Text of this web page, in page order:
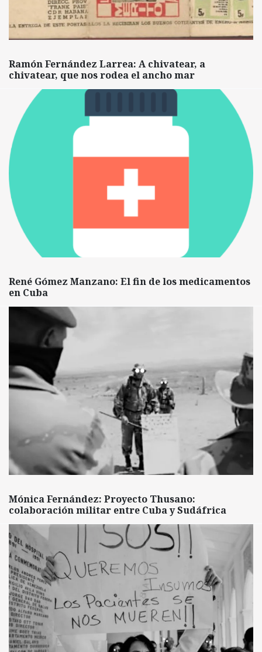
Ramón Fernández Larrea: A chivatear, a
chivatear, que nos rodea el ancho mar
René Gómez Manzano: El fin de los medicamentos
en Cuba
Mónica Fernández: Proyecto Thusano:
colaboración militar entre Cuba y Sudáfrica